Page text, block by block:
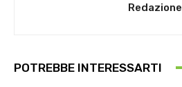
Redazione
POTREBBE INTERESSARTI